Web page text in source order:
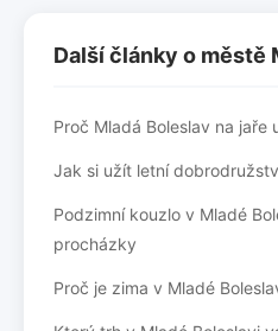
Další články o městě
Proč Mladá Boleslav na
Jak si užít letní
Podzimní kouzlo v Mladé
procházky
Proč je zima v Mladé